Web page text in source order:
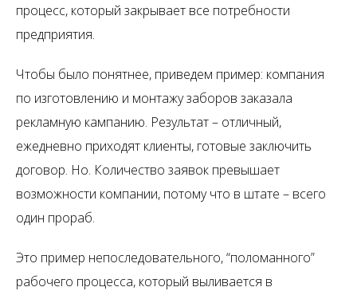
процесс, который закрывает все потребности
предприятия.
Чтобы было понятнее, приведем пример: компания
по изготовлению и монтажу заборов заказала
рекламную кампанию. Результат – отличный,
ежедневно приходят клиенты, готовые заключить
договор. Но. Количество заявок превышает
возможности компании, потому что в штате – всего
один прораб.
Это пример непоследовательного, “поломанного”
рабочего процесса, который выливается в